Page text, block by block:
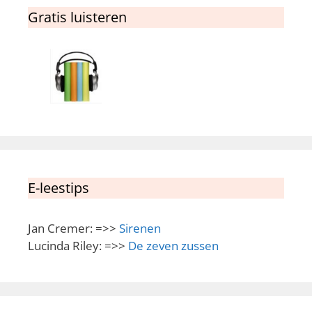
Gratis luisteren
E-leestips
Jan Cremer: =>> Sirenen
Lucinda Riley: =>> De zeven zussen